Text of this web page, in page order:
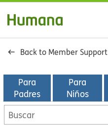
Back to Member Support
Para
Padres
Para
Niños
Buscar
en